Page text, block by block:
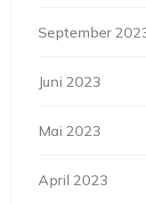
September
Juni 2023
Mai 2023
April 2023